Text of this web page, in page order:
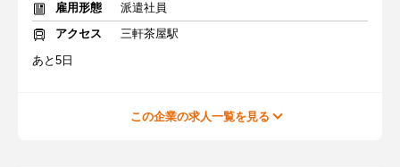
雇用形態
派遣社員
アクセス
三軒茶屋駅
あと5日
この企業の求人一覧を見る